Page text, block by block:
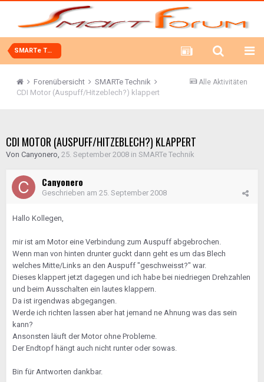
SMARTe Technik
Alle Aktivitäten
Forenübersicht
SMARTe Technik
CDI Motor (Auspuff/Hitzeblech?) klappert
CDI MOTOR (AUSPUFF/HITZEBLECH?) KLAPPERT
Von Canyonero, 25. September 2008 in SMARTe Technik
Canyonero
Geschrieben am 25. September 2008
Hallo Kollegen,
mir ist am Motor eine Verbindung zum Auspuff abgebrochen.
Wenn man von hinten drunter guckt dann geht es um das Blech
welches Mitte/Links an den Auspuff "geschweisst?" war.
Dieses klappert jetzt dagegen und ich habe bei niedriegen Drehzahlen
und beim Ausschalten ein lautes klappern.
Da ist irgendwas abgegangen.
Werde ich richten lassen aber hat jemand ne Ahnung was das sein
kann?
Ansonsten läuft der Motor ohne Probleme.
Der Endtopf hängt auch nicht runter oder sowas.
Bin für Antworten dankbar.